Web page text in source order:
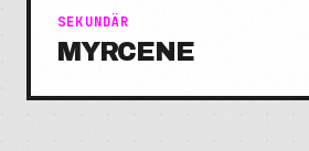
SEKUNDÄR
MYRCENE